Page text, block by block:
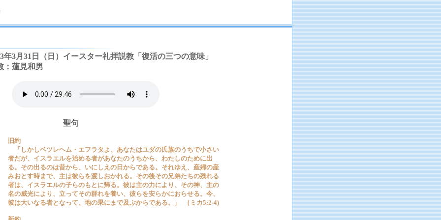
年3月31日（日）イースター礼拝説教「復活の三つの意味」
：蓮見和男
句
旧約
「しかしベツレヘム・エフラタよ、あなたはユダの氏族のうちで小さい
者だが、イスラエルを治める者があなたのうちから、わたしのために出
る。その出るのは昔から、いにしえの日からである。それゆえ、産婦の産
みおとす時まで、主は彼らを渡しおかれる。その後その兄弟たちの残れる
者は、イスラエルの子らのもとに帰る。彼は主の力により、その神、主の
名の威光により、立ってその群れを養い、彼らを安らかにおらせる。今、
彼は大いなる者となって、地の果にまで及ぶからである。」 （ミカ5:2-4)